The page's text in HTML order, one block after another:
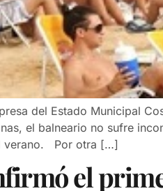
del Estado Municipal
el balneario no sufre
verano. Por otra […]
el